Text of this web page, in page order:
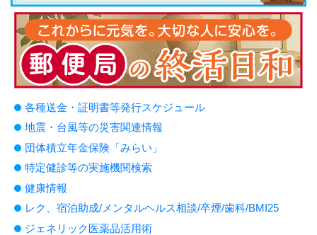
各種送金・証明書等発行スケジュール
地震・台風等の災害関連情報
団体積立年金保険「みらい」
特定健診等の実施機関検索
健康情報
レク、宿泊助成/メンタルヘルス相談/卒煙/歯科/BMI25
ジェネリック医薬品活用術